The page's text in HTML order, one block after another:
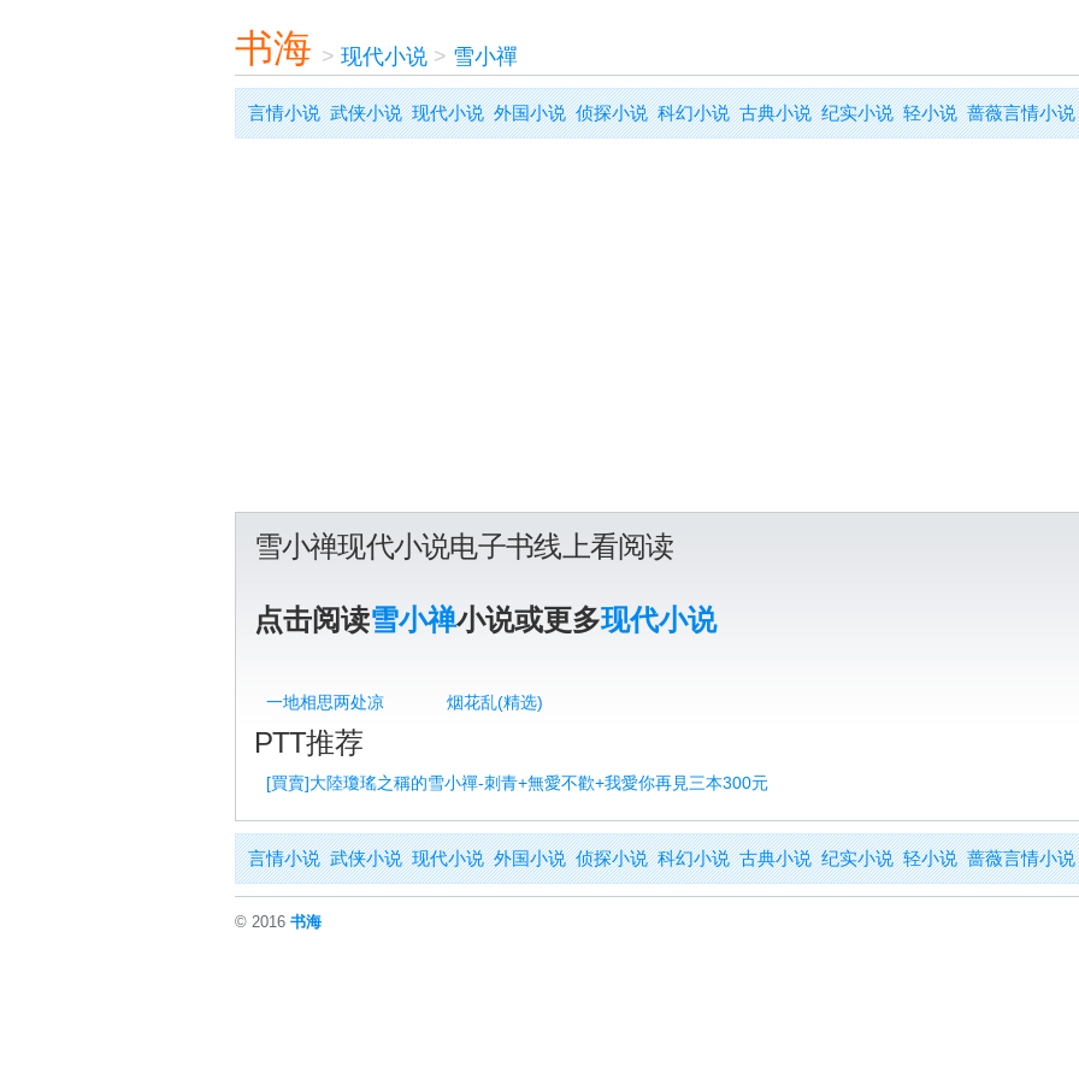
书海 > 现代小说> 雪小禪
言情小说 武侠小说 现代小说 外国小说 侦探小说 科幻小说 古典小说 纪实小说 轻小说 蔷薇言情小说
雪小禅现代小说电子书线上看阅读
点击阅读雪小禅小说或更多现代小说
一地相思两处凉 烟花乱(精选)
PTT推荐
[買賣]大陸瓊瑤之稱的雪小禪-刺青+無愛不歡+我愛你再見三本300元
言情小说 武侠小说 现代小说 外国小说 侦探小说 科幻小说 古典小说 纪实小说 轻小说 蔷薇言情小说
© 2016 书海